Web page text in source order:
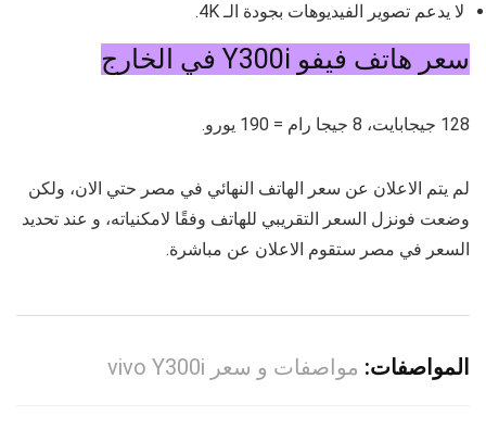
لا يدعم تصوير الفيديوهات بجودة الـ 4K.
سعر هاتف فيفو Y300i في الخارج
128 جيجابايت، 8 جيجا رام = 190 يورو.
لم يتم الاعلان عن سعر الهاتف النهائي في مصر حتي الان، ولكن
وضعت فونزل السعر التقريبي للهاتف وفقًا لامكنياته، و عند تحديد
السعر في مصر ستقوم الاعلان عن مباشرة.
المواصفات: مواصفات و سعر vivo Y300i